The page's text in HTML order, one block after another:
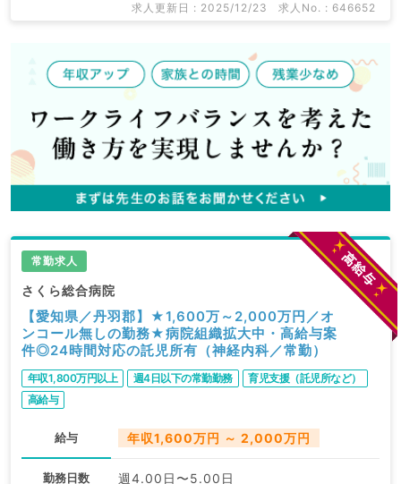
求人更新日 : 2025/12/23 求人No. : 646652
常勤求人
さくら総合病院
【愛知県／丹羽郡】★1,600万～2,000万円／オ
ンコール無しの勤務★病院組織拡大中・高給与案
件◎24時間対応の託児所有（神経内科／常勤）
年収1,800万円以上 週4日以下の常勤勤務
育児支援（託児所など）
高給与
給与 年収1,600万円 ～ 2,000万円
勤務日数 週4.00日〜5.00日